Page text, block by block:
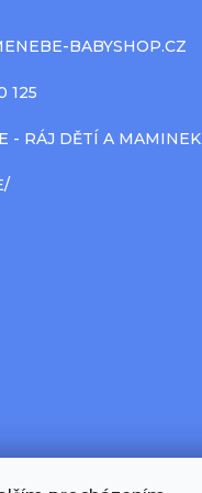
BABYSHOP.CZ
125
- RÁJ DĚTÍ A MAMINEK